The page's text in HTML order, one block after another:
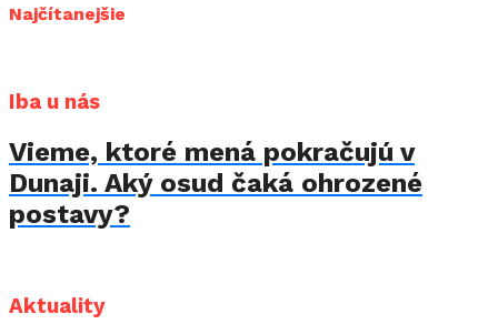
Najčítanejšie
Iba u nás
Vieme, ktoré mená pokračujú v
Dunaji. Aký osud čaká ohrozené
postavy?
Aktuality